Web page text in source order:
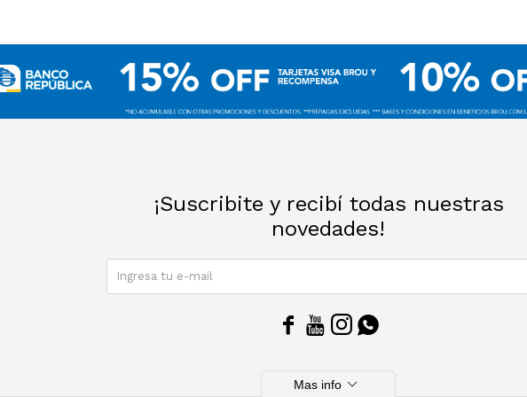
¡Suscribite y recibí todas nuestras
novedades!
   
Mas info expand_more